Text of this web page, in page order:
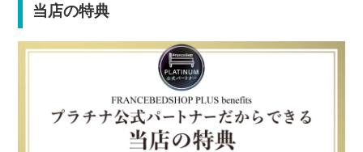
当店の特典